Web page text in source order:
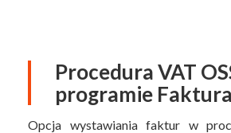
Procedura VAT
programie
Opcja wystawiania faktur w